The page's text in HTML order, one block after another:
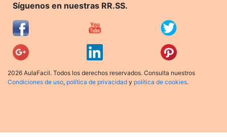
Síguenos en nuestras RR.SS.
2026 AulaFacil. Todos los derechos reservados. Consulta nuestros
Condiciones de uso, política de privacidad y política de cookies.